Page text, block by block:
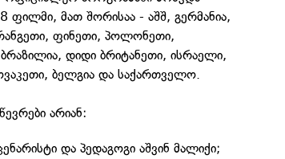
ფილმი, მათ შორისაა - აშშ, გერმანია,
ფინეთი, პოლონეთი,
დიდი ბრიტანეთი, ისრაელი,
ბელგია და საქართველო.
არიან:
და პედაგოგი აშვინ მალიქი;